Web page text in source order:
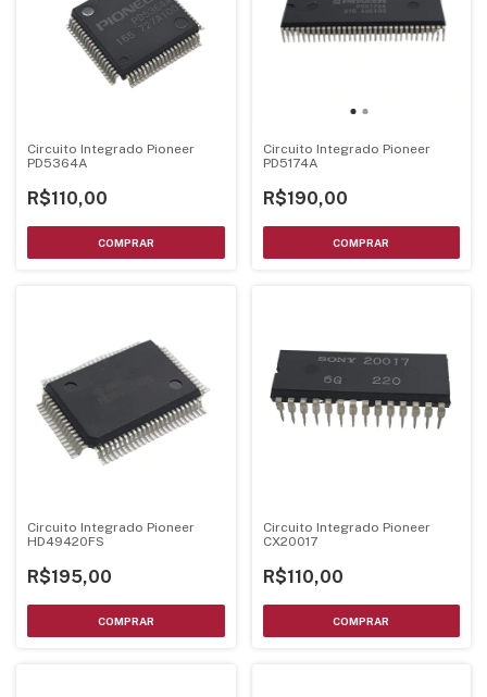
Circuito Integrado Pioneer
PD5364A
R$110,00
Circuito Integrado Pioneer
PD5174A
R$190,00
Circuito Integrado Pioneer
HD49420FS
R$195,00
Circuito Integrado Pioneer
CX20017
R$110,00